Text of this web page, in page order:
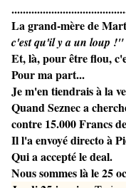
La grand-mère de
c'est qu'il y a un loup !"
Et, là, pour être flou,
Pour ma part...
Je m'en tiendrais à la
Quand Seznec a
contre 15.000 Francs
Il l'a envoyé directo à
Qui a accepté le deal.
Nous sommes là le 25